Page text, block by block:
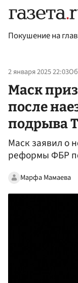
Покушение на
2 января 2025 22:03
Маск
после
подрыва
Маск заявил о
реформы ФБР
Марфа Мамаева